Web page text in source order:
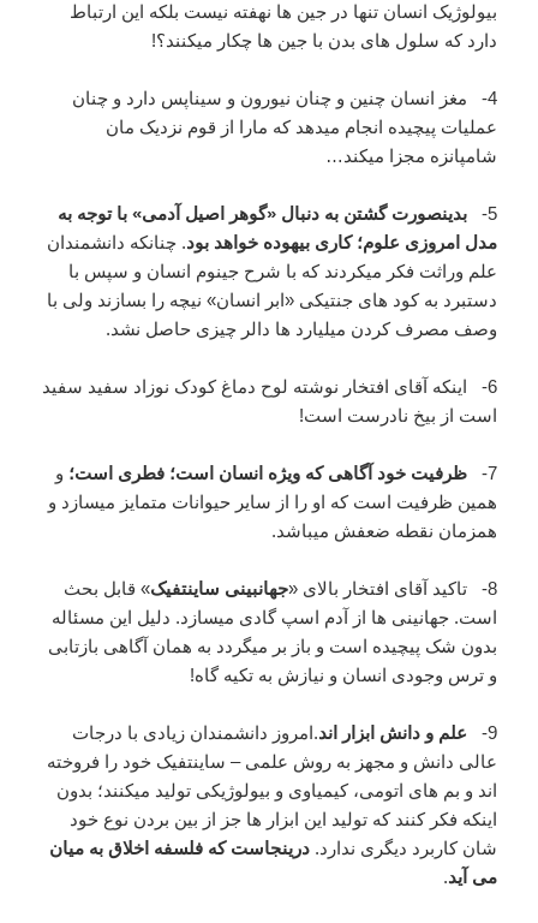
بیولوژیک انسان تنها در جین ها نهفته نیست بلکه این ارتباط
دارد که سلول های بدن با جین ها چکار میکنند؟!
4- مغز انسان چنین و چنان نیورون و سیناپس دارد و چنان
عملیات پیچیده انجام میدهد که مارا از قوم نزدیک مان
شامپانزه مجزا میکند…
5-
بدینصورت گشتن به دنبال «گوهر اصیل آدمی» با توجه به
مدل امروزی علوم؛ کاری بیهوده خواهد بود. چنانکه دانشمندان
علم وراثت فکر میکردند که با شرح جینوم انسان و سپس با
دستبرد به کود های جنتیکی «ابر انسان» نیچه را بسازند ولی با
وصف مصرف کردن میلیارد ها دالر چیزی حاصل نشد.
6- اینکه آقای افتخار نوشته لوح دماغ کودک نوزاد سفید سفید
است از بیخ نادرست است!
7- ظرفیت خود آگاهی که ویژه انسان است؛ فطری است؛ و
همین ظرفیت است که او را از سایر حیوانات متمایز میسازد و
همزمان نقطه ضعفش میباشد.
8- تاکید آقای افتخار بالای « جهانبینی ساینتفیک» قابل بحث
است. جهانینی ها از آدم اسپ گادی میسازد. دلیل این مسئاله
بدون شک پیچیده است و باز بر میگردد به همان آگاهی بازتابی
و ترس وجودی انسان و نیازش به تکیه گاه!
9- علم و دانش ابزار اند.امروز دانشمندان زیادی با درجات
عالی دانش و مجهز به روش علمی – ساینتفیک خود را فروخته
اند و بم های اتومی، کیمیاوی و بیولوژیکی تولید میکنند؛ بدون
اینکه فکر کنند که تولید این ابزار ها جز از بین بردن نوع خود
شان کاربرد دیگری ندارد.درینجاست که فلسفه اخلاق به میان
می آید.